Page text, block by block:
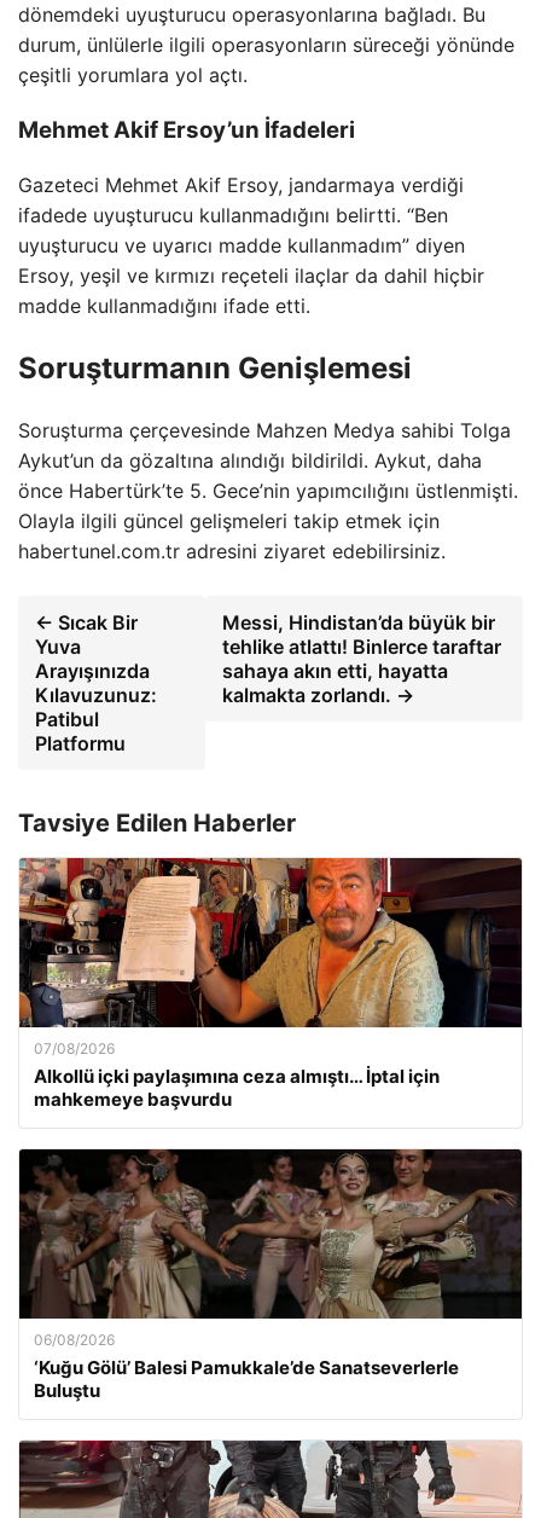
dönemdeki uyuşturucu operasyonlarına bağladı. Bu
durum, ünlülerle ilgili operasyonların süreceği yönünde
çeşitli yorumlara yol açtı.
Mehmet Akif Ersoy’un İfadeleri
Gazeteci Mehmet Akif Ersoy, jandarmaya verdiği
ifadede uyuşturucu kullanmadığını belirtti. “Ben
uyuşturucu ve uyarıcı madde kullanmadım” diyen
Ersoy, yeşil ve kırmızı reçeteli ilaçlar da dahil hiçbir
madde kullanmadığını ifade etti.
Soruşturmanın Genişlemesi
Soruşturma çerçevesinde Mahzen Medya sahibi Tolga
Aykut’un da gözaltına alındığı bildirildi. Aykut, daha
önce Habertürk’te 5. Gece’nin yapımcılığını üstlenmişti.
Olayla ilgili güncel gelişmeleri takip etmek için
habertunel.com.tr adresini ziyaret edebilirsiniz.
← Sıcak Bir
Yuva
Arayışınızda
Kılavuzunuz:
Patibul
Platformu
Messi, Hindistan’da büyük bir
tehlike atlattı! Binlerce taraftar
sahaya akın etti, hayatta
kalmakta zorlandı. →
Tavsiye Edilen Haberler
07/08/2026
Alkollü içki paylaşımına ceza almıştı… İptal için
mahkemeye başvurdu
06/08/2026
‘Kuğu Gölü’ Balesi Pamukkale’de Sanatseverlerle
Buluştu